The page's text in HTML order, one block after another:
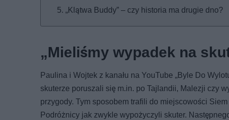
„Klątwa Buddy” – czy historia ma drugie dno?
„Mieliśmy wypadek na
Paulina i Wojtek z kanału na YouTube „Byle Do
skuterze poruszali się m.in. po Tajlandii, Malezji czy
przygody. Tym sposobem trafili do miejscowości
Podróżnicy jak zwykle wypożyczyli skuter.